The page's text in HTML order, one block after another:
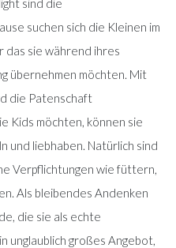
sind die
suchen sich die Kleinen im
das sie während ihres
übernehmen möchten. Mit
die Patenschaft
Kids möchten, können sie
und liebhaben. Natürlich sind
Verpflichtungen wie füttern,
Als bleibendes Andenken
die sie als echte
unglaublich großes Angebot,